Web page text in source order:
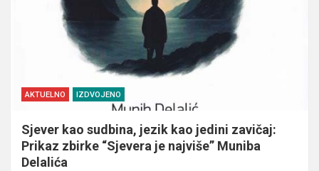
AKTUELNO IZDVOJENO
Sjever kao sudbina, jezik kao jedini zavičaj:
Prikaz zbirke “Sjevera je najviše” Muniba
Delalića